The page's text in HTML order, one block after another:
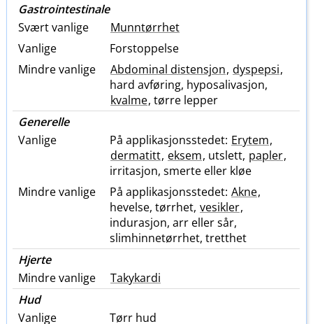
Gastrointestinale
Svært vanlige
Munntørrhet
Vanlige
Forstoppelse
Mindre vanlige
Abdominal distensjon, dyspepsi,
hard avføring, hyposalivasjon,
kvalme, tørre lepper
Generelle
Vanlige
På applikasjonsstedet: Erytem,
dermatitt, eksem, utslett, papler,
irritasjon, smerte eller kløe
Mindre vanlige
På applikasjonsstedet: Akne,
hevelse, tørrhet, vesikler,
indurasjon, arr eller sår,
slimhinnetørrhet, tretthet
Hjerte
Mindre vanlige
Takykardi
Hud
Vanlige
Tørr hud